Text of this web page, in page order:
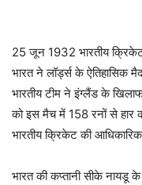
25 जून 1932 भारतीय क्रिकेट
भारत ने लॉर्ड्स के ऐतिहासिक
भारतीय टीम ने इंग्लैंड के
को इस मैच में 158 रनों से हार
भारतीय क्रिकेट की
भारत की कप्तानी सीके नायडू